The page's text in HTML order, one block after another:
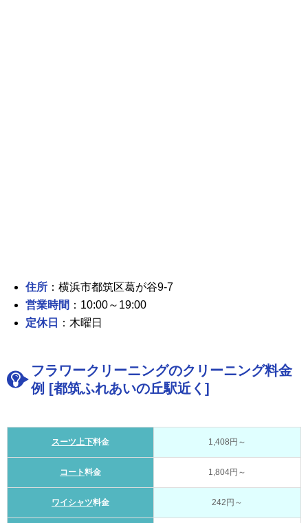
住所 ：横浜市都筑区葛が谷9-7
営業時間 ：10:00～19:00
定休日
：木曜日
フラワークリーニングのクリーニング料金
例 [都筑ふれあいの丘駅近く]
スーツ上下料金 1,408円～
コート料金 1,804円～
ワイシャツ料金 242円～